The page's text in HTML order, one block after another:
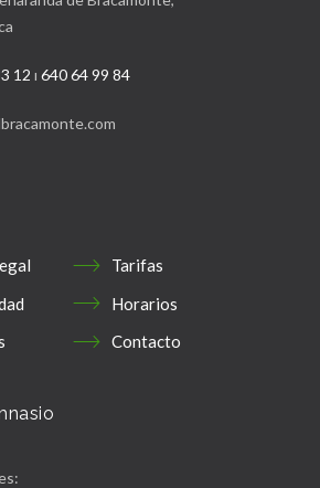
12 ı 640 64 99 84
Tarifas
Horarios
Contacto